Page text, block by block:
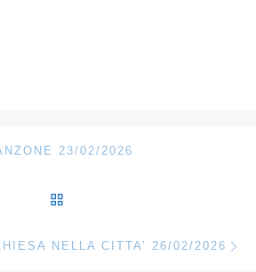
articoli23/02/2026
NELLA CITTA’ 26/02/2026